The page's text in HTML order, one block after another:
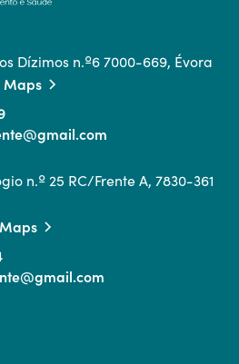
Dízimos n.º6 7000-669, Évora
Maps
n.º 25 RC/Frente A, 7830-361